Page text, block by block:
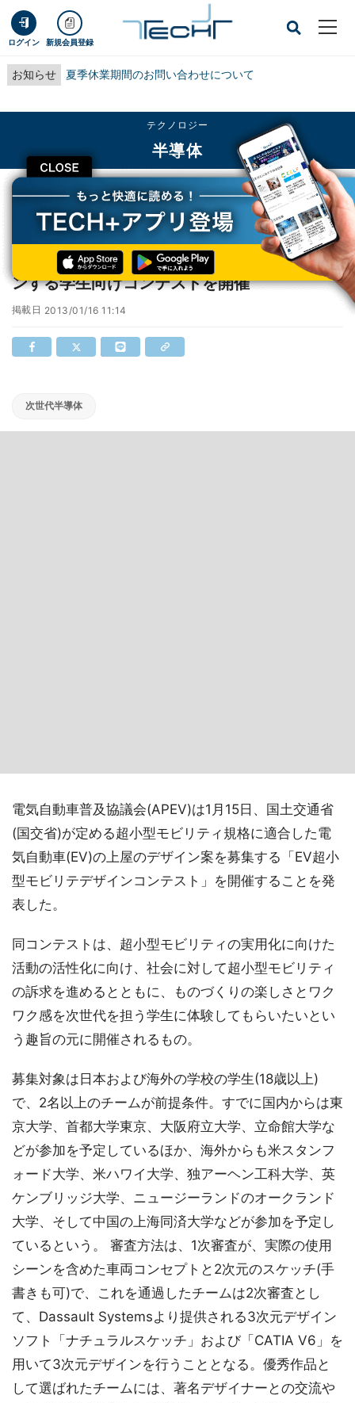
ログイン 新規会員登録
お知らせ 夏季休業期間のお問い合わせについて
CLOSE
テクノロジー
半導体
TECH+ テクノロジー
半導体
APEV、EV超小型モビリティの車体をデザインする学生向けコンテストを開催
APEV、EV超小型モビリティの車体をデザイ
ンする学生向けコンテストを開催
掲載日 2013/01/16 11:14
次世代半導体
電気自動車普及協議会(APEV)は1月15日、国土交通省
(国交省)が定める超小型モビリティ規格に適合した電
気自動車(EV)の上屋のデザイン案を募集する「EV超小
型モビリテデザインコンテスト」を開催することを発
表した。
同コンテストは、超小型モビリティの実用化に向けた
活動の活性化に向け、社会に対して超小型モビリティ
の訴求を進めるとともに、ものづくりの楽しさとワク
ワク感を次世代を担う学生に体験してもらいたいとい
う趣旨の元に開催されるもの。
募集対象は日本および海外の学校の学生(18歳以上)
で、2名以上のチームが前提条件。すでに国内からは東
京大学、首都大学東京、大阪府立大学、立命館大学な
どが参加を予定しているほか、海外からも米スタンフ
ォード大学、米ハワイ大学、独アーヘン工科大学、英
ケンブリッジ大学、ニュージーランドのオークランド
大学、そして中国の上海同済大学などが参加を予定し
ているという。 審査方法は、1次審査が、実際の使用
シーンを含めた車両コンセプトと2次元のスケッチ(手
書きも可)で、これを通過したチームは2次審査とし
て、Dassault Systemsより提供される3次元デザイン
ソフト「ナチュラルスケッチ」および「CATIA V6」を
用いて3次元デザインを行うこととなる。優秀作品と
して選ばれたチームには、著名デザイナーとの交流や